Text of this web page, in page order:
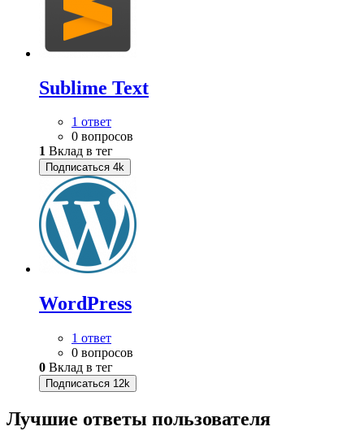
Sublime Text
1 ответ
0 вопросов
1 Вклад в тег
Подписаться 4k
WordPress
1 ответ
0 вопросов
0 Вклад в тег
Подписаться 12k
Лучшие ответы пользователя